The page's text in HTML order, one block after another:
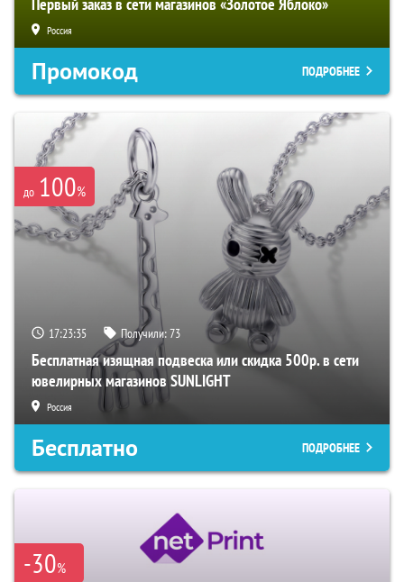
Первый заказ в сети магазинов «Золотое Яблоко»
Россия
Промокод ПОДРОБНЕЕ
до 100%
17:23:34 Получили:73
Бесплатная изящная подвеска или скидка 500р. в сети
ювелирных магазинов SUNLIGHT
Россия
Бесплатно ПОДРОБНЕЕ
-30%